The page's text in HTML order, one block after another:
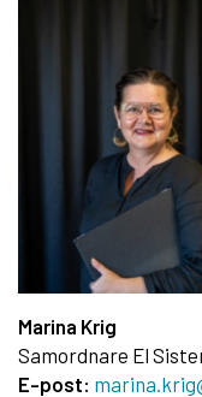
Marina Krig
Samordnare El
E-post: